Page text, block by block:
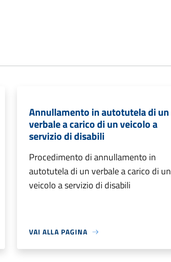
Annullamento in autotutela di un
verbale a carico di un veicolo a
servizio di disabili
Procedimento di annullamento in
autotutela di un verbale a carico di un
veicolo a servizio di disabili
VAI ALLA PAGINA